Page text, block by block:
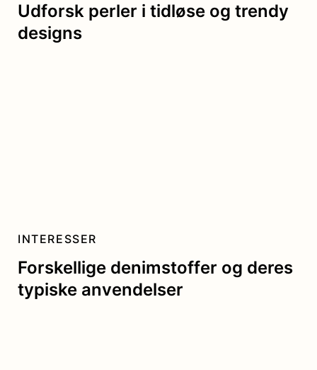
Udforsk perler i tidløse og trendy
designs
Forskellige denimstoffer og deres
typiske anvendelser
INTERESSER